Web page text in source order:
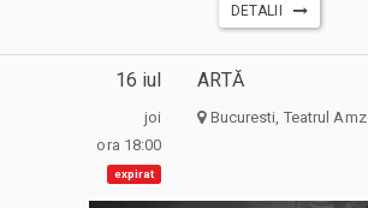
DETALII
16 iul
joi
ora 18:00
expirat
ARTĂ
Bucuresti, Teatrul